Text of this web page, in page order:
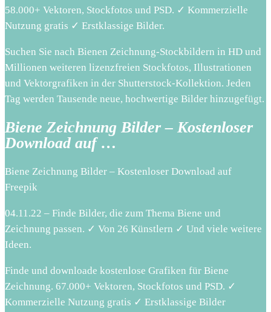
58.000+ Vektoren, Stockfotos und PSD. ✓ Kommerzielle
Nutzung gratis ✓ Erstklassige Bilder.
Suchen Sie nach Bienen Zeichnung-Stockbildern in HD und
Millionen weiteren lizenzfreien Stockfotos, Illustrationen
und Vektorgrafiken in der Shutterstock-Kollektion. Jeden
Tag werden Tausende neue, hochwertige Bilder hinzugefügt.
Biene Zeichnung Bilder – Kostenloser
Download auf …
Biene Zeichnung Bilder – Kostenloser Download auf
Freepik
04.11.22 – Finde Bilder, die zum Thema Biene und
Zeichnung passen. ✓ Von 26 Künstlern ✓ Und viele weitere
Ideen.
Finde und downloade kostenlose Grafiken für Biene
Zeichnung. 67.000+ Vektoren, Stockfotos und PSD. ✓
Kommerzielle Nutzung gratis ✓ Erstklassige Bilder